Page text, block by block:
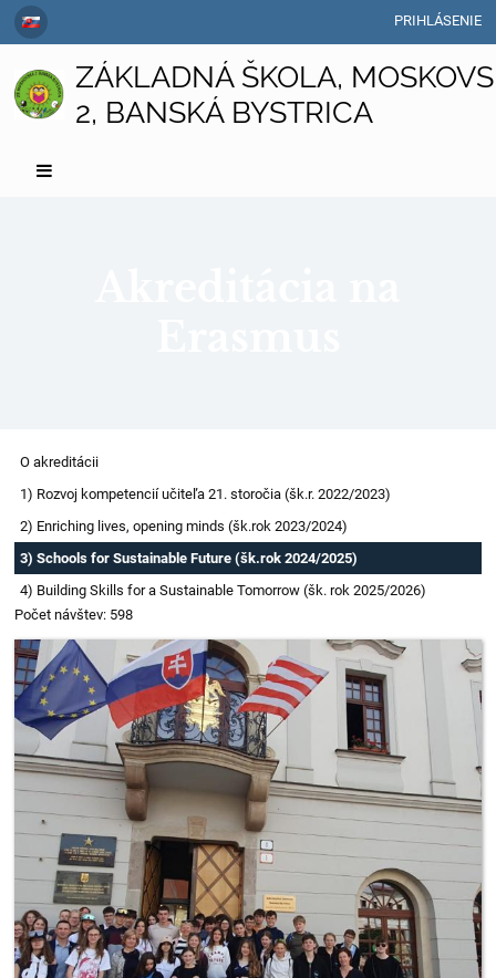
PRIHLÁSENIE
ZÁKLADNÁ ŠKOLA,
2, BANSKÁ BYSTRICA
Akreditácia
na
Erasmus
O akreditácii
1) Rozvoj kompetencií učiteľa 21. storočia (šk.r. 2022/2023)
2) Enriching lives, opening minds (šk.rok 2023/2024)
3) Schools for Sustainable Future (šk.rok 2024/2025)
4) Building Skills for a Sustainable Tomorrow (šk. rok 2025/2026)
Počet návštev: 598